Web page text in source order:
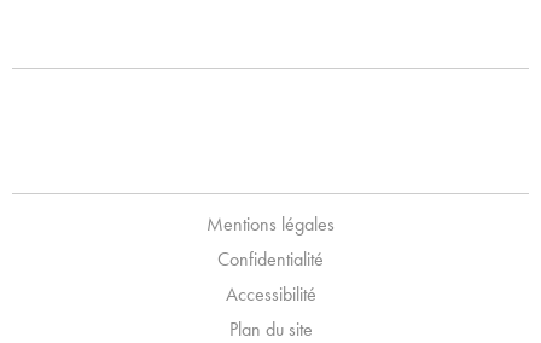
Mentions légales
Confidentialité
Accessibilité
Plan du site